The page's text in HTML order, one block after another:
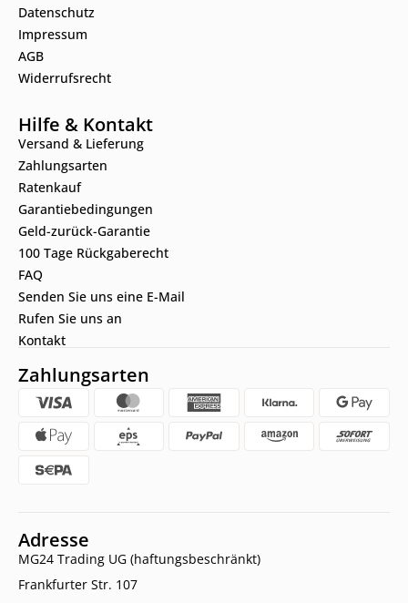
Datenschutz
Impressum
AGB
Widerrufsrecht
Hilfe & Kontakt
Versand & Lieferung
Zahlungsarten
Ratenkauf
Garantiebedingungen
Geld-zurück-Garantie
100 Tage Rückgaberecht
FAQ
Senden Sie uns eine E-Mail
Rufen Sie uns an
Kontakt
Zahlungsarten
Adresse
MG24 Trading UG (haftungsbeschränkt)
Frankfurter Str. 107